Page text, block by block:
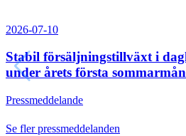
2026-07-10
Stabil försäljningstillväxt i
under årets första
Pressmeddelande
Se fler pressmeddelanden